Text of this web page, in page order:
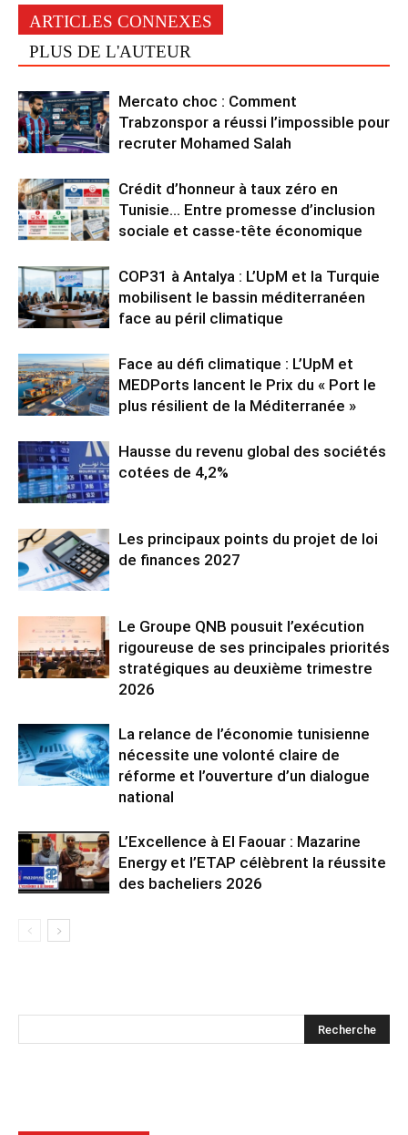
ARTICLES CONNEXES
PLUS DE L'AUTEUR
Mercato choc : Comment
Trabzonspor a réussi l’impossible pour
recruter Mohamed Salah
Crédit d’honneur à taux zéro en
Tunisie… Entre promesse d’inclusion
sociale et casse-tête économique
COP31 à Antalya : L’UpM et la Turquie
mobilisent le bassin méditerranéen
face au péril climatique
Face au défi climatique : L’UpM et
MEDPorts lancent le Prix du « Port le
plus résilient de la Méditerranée »
Hausse du revenu global des sociétés
cotées de 4,2%
Les principaux points du projet de loi
de finances 2027
Le Groupe QNB pousuit l’exécution
rigoureuse de ses principales priorités
stratégiques au deuxième trimestre
2026
La relance de l’économie tunisienne
nécessite une volonté claire de
réforme et l’ouverture d’un dialogue
national
L’Excellence à El Faouar : Mazarine
Energy et l’ETAP célèbrent la réussite
des bacheliers 2026